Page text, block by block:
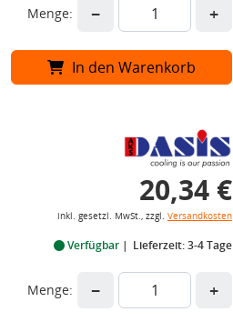
Menge: − +
In den Warenkorb
20,34 €
inkl. gesetzl. MwSt., zzgl. Versandkosten
Verfügbar Lieferzeit: 3-4 Tage
Menge: − +